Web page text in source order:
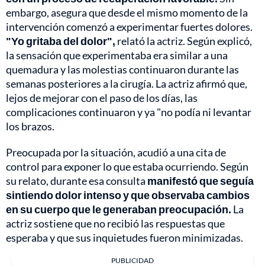
embargo, asegura que desde el mismo momento de la
intervención comenzó a experimentar fuertes dolores.
"Yo gritaba del dolor", relató la actriz. Según explicó,
la sensación que experimentaba era similar a una
quemadura y las molestias continuaron durante las
semanas posteriores a la cirugía. La actriz afirmó que,
lejos de mejorar con el paso de los días, las
complicaciones continuaron y ya "no podía ni levantar
los brazos.
Preocupada por la situación, acudió a una cita de
control para exponer lo que estaba ocurriendo. Según
su relato, durante esa consulta manifestó que seguía
sintiendo dolor intenso y que observaba cambios
en su cuerpo que le generaban preocupación. La
actriz sostiene que no recibió las respuestas que
esperaba y que sus inquietudes fueron minimizadas.
PUBLICIDAD